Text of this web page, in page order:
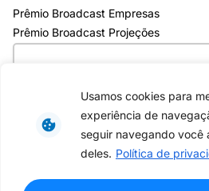
como você interage em nosso
personalizar conteúdo. Ao
concorda com o uso de cookies.
Usamos cookies para
experiência de
seguir navegando você
deles. Política de
Prêmio Broadcast Empresas
Prêmio Broadcast Projeções
Av. Eng.
6º andar,
Paulo / SP,